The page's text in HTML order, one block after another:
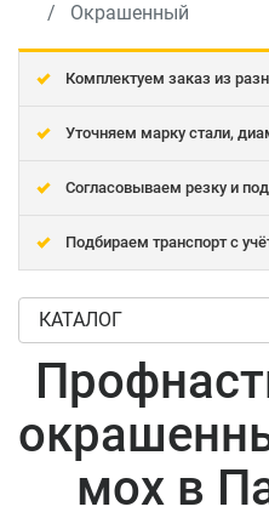
Окрашенный
Комплектуем заказ из
Уточняем марку стали,
Согласовываем резку и
Подбираем транспорт с
КАТАЛОГ
мох в